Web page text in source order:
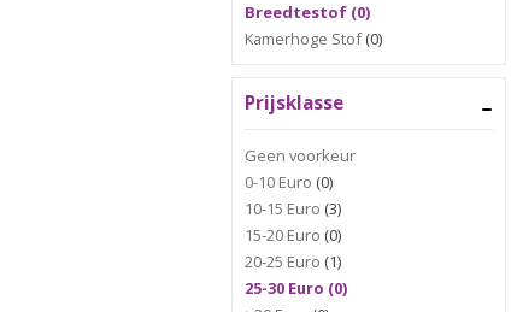
Breedtestof (0)
Kamerhoge Stof(0)
Prijsklasse
Geen voorkeur
0-10 Euro (0)
10-15 Euro (3)
15-20 Euro (0)
20-25 Euro (1)
25-30 Euro (0)